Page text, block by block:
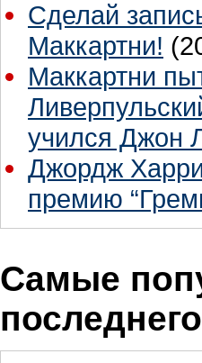
Сделай
Маккартни!
Маккартни
учился Джон
Джордж
премию
Самые